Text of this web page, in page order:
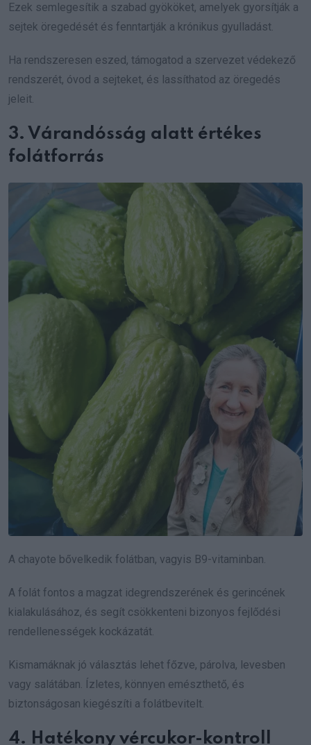
Ezek semlegesítik a szabad gyököket, amelyek gyorsítják a
sejtek öregedését és fenntartják a krónikus gyulladást.
Ha rendszeresen eszed, támogatod a szervezet védekező
rendszerét, óvod a sejteket, és lassíthatod az öregedés
jeleit.
3. Várandósság alatt értékes
folátforrás
A chayote bővelkedik folátban, vagyis B9-vitaminban.
A folát fontos a magzat idegrendszerének és gerincének
kialakulásához, és segít csökkenteni bizonyos fejlődési
rendellenességek kockázatát.
Kismamáknak jó választás lehet főzve, párolva, levesben
vagy salátában. Ízletes, könnyen emészthető, és
biztonságosan kiegészíti a folátbevitelt.
4. Hatékony vércukor-kontroll